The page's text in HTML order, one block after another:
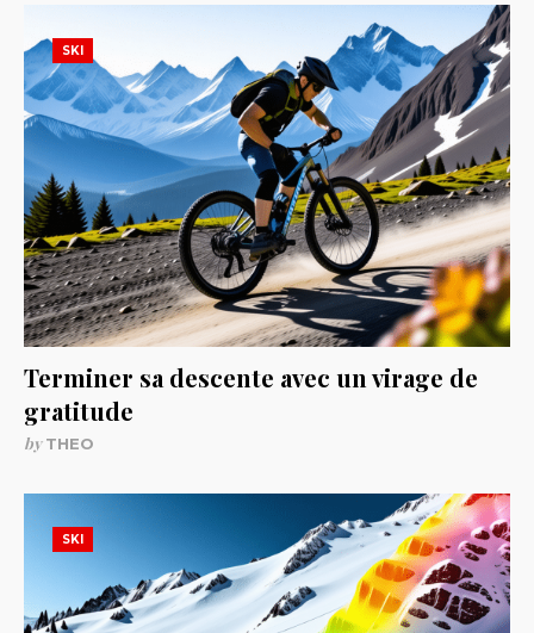
SKI
Terminer sa descente avec un virage de
gratitude
byTHEO
SKI